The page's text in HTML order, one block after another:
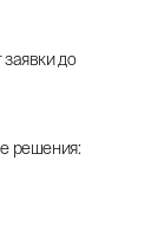
до
решения: